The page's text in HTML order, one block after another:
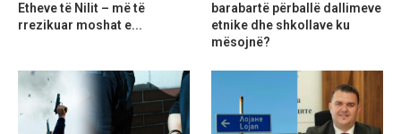
Etheve të Nilit – më të
rrezikuar moshat e...
barabartë përballë dallimeve
etnike dhe shkollave ku
mësojnë?